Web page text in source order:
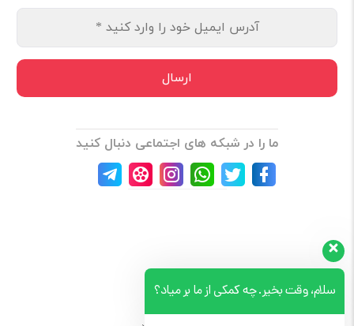
ما را در شبکه های اجتماعی دنبال کنید
سلام، وقت بخیر. چه کمکی از ما بر میاد؟